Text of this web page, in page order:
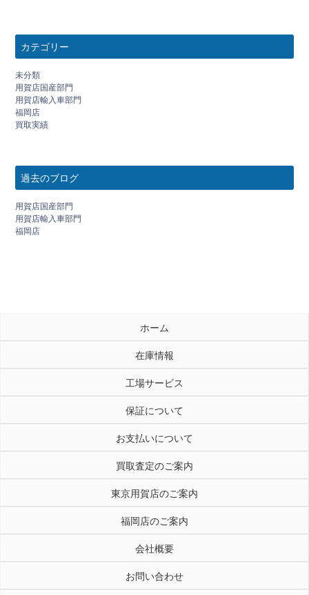
カテゴリー
未分類
用賀店国産部門
用賀店輸入車部門
福岡店
買取実績
過去のブログ
用賀店国産部門
用賀店輸入車部門
福岡店
ホーム
在庫情報
工場サービス
保証について
お支払いについて
買取査定のご案内
東京用賀店のご案内
福岡店のご案内
会社概要
お問い合わせ